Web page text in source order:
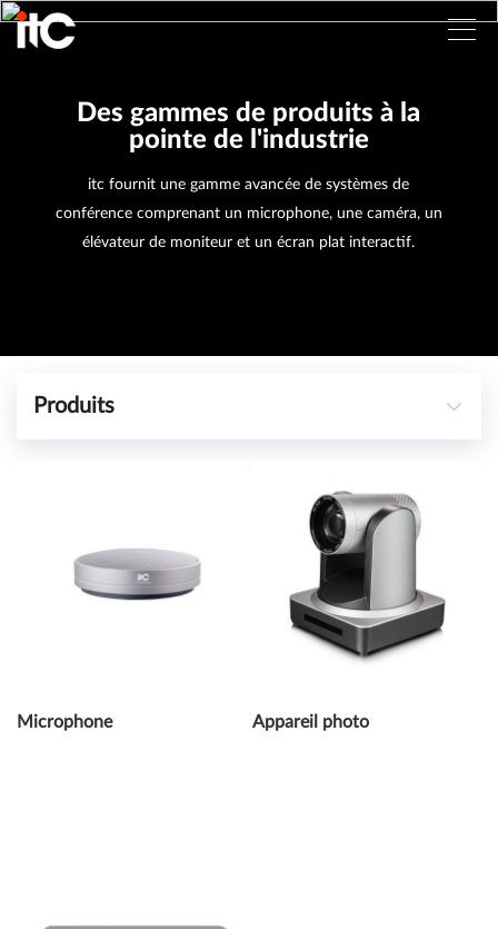
Des gammes de produits à la
pointe de l'industrie
itc fournit une gamme avancée de systèmes de
conférence comprenant un microphone, une caméra, un
élévateur de moniteur et un écran plat interactif.
Produits
Microphone Appareil photo